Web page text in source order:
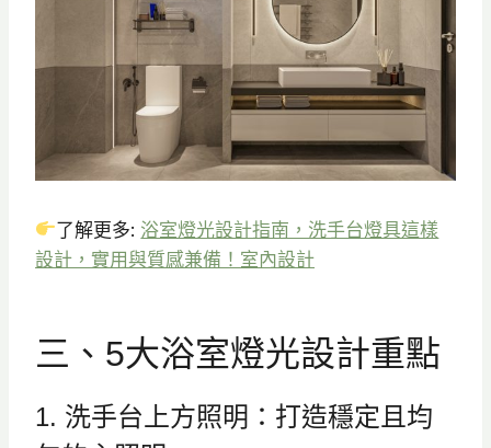
了解更多: 浴室燈光設計指南，洗手台燈具這樣
設計，實用與質感兼備！室內設計
三、5大浴室燈光設計重點
1. 洗手台上方照明：打造穩定且均